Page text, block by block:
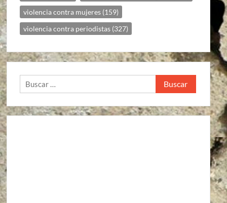
violencia contra mujeres (159)
violencia contra periodistas (327)
Buscar: